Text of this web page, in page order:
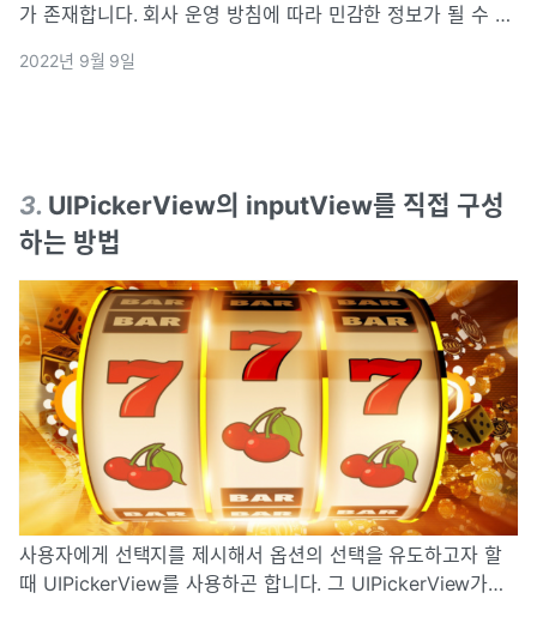
가 존재합니다. 회사 운영 방침에 따라 민감한 정보가 될 수 있
정을 진행 할 수 있도록 배포 진행에 있어 비교적 제약이 없는
2022년 9월 9일
3. UIPickerView의 inputView를 직접 구성
하는 방법
사용자에게 선택지를 제시해서 옵션의 선택을 유도하고자 할
때 UIPickerView를 사용하곤 합니다. 그 UIPickerView가